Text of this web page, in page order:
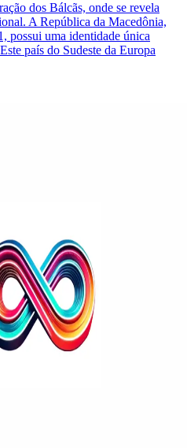
dos Bálcãs, onde se revela
A República da Macedônia,
possui uma identidade única
país do Sudeste da Europa